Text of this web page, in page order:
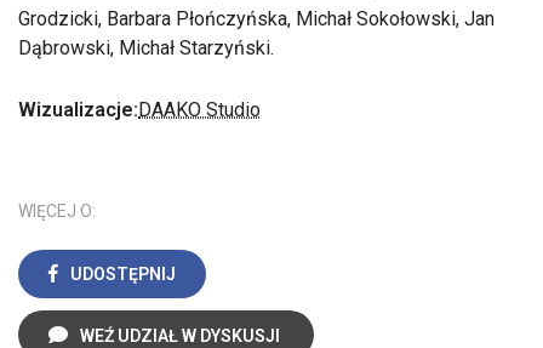
Grodzicki, Barbara Płończyńska, Michał Sokołowski, Jan
Dąbrowski, Michał Starzyński.
Wizualizacje: DAAKO Studio
WIĘCEJ O:
UDOSTĘPNIJ
WEŹ UDZIAŁ W DYSKUSJI